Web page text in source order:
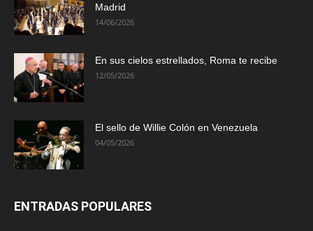
Madrid
14/06/2026
En sus cielos estrellados, Roma te recibe
12/05/2026
El sello de Willie Colón en Venezuela
04/05/2026
ENTRADAS POPULARES